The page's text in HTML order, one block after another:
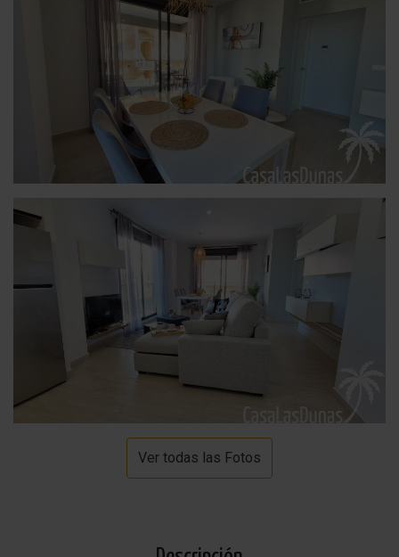
Ver todas las Fotos